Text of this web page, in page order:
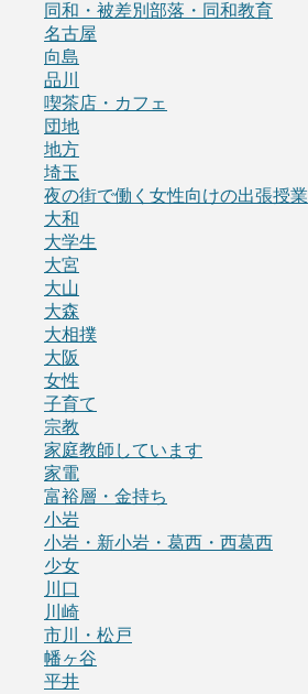
同和・被差別部落・同和教育
名古屋
向島
品川
喫茶店・カフェ
団地
地方
埼玉
夜の街で働く女性向けの出張授業
大和
大学生
大宮
大山
大森
大相撲
大阪
女性
子育て
宗教
家庭教師しています
家電
富裕層・金持ち
小岩
小岩・新小岩・葛西・西葛西
少女
川口
川崎
市川・松戸
幡ヶ谷
平井